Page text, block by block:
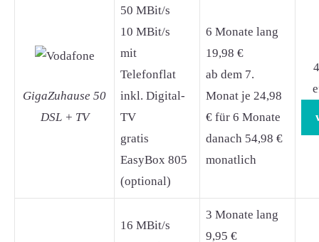
GigaZuhause 50
DSL + TV
50 MBit/s
10 MBit/s
mit
Telefonflat
inkl. Digital-
TV
gratis
EasyBox 805
(optional)
6 Monate lang
19,98 €
ab dem 7.
Monat je 24,98
€ für 6 Monate
danach 54,98 €
monatlich
16 MBit/s
3 Monate lang
9,95 €